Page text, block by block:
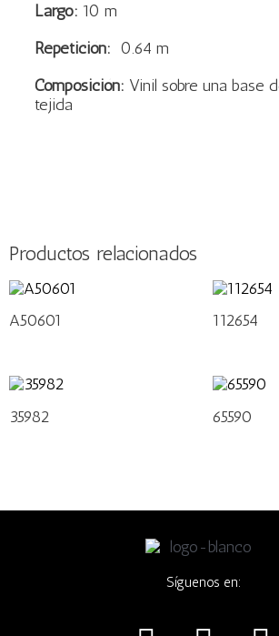
Largo: 10 m
Repetición: 0.64 m
Composición: Vinil sobre una base
tejida
Productos relacionados
A50601 112654
35982 65590
Síguenos en:
I
F
W